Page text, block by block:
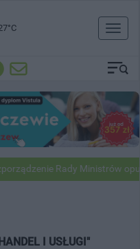
Toggle
Rady Ministrów
I USŁUGI"